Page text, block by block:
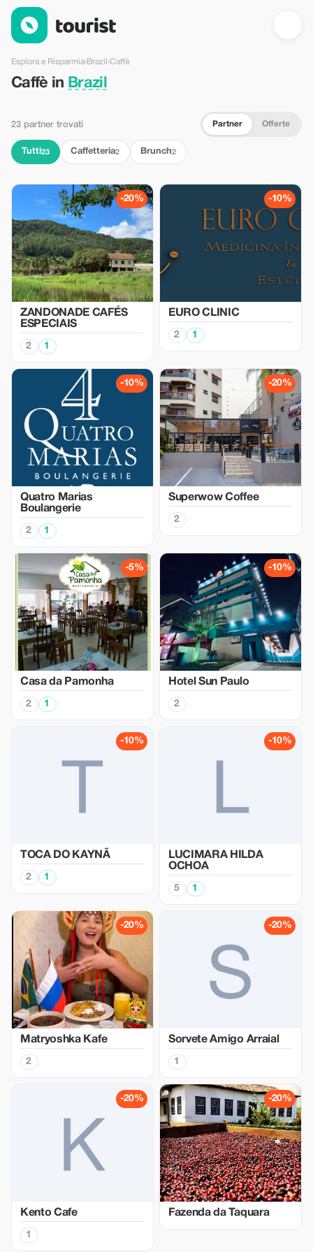
Caffè in Brazil — Tourist
Esplora e Risparmia›Brazil ›Caffè
Caffè in Brazil
23 partner trovati Partner Offerte
Tutti23 Caffetteria2 Brunch2
-20%
ZANDONADE CAFÉS
ESPECIAIS
2 1
-10%
EURO CLINIC
2 1
-10%
Quatro Marias
Boulangerie
2 1
-20%
Superwow Coffee
2
-5%
Casa da Pamonha
2 1
-10%
Hotel Sun Paulo
2
-10%
TOCA DO KAYNÃ
2 1
-10%
LUCIMARA HILDA
OCHOA
5 1
-20%
Matryoshka Kafe
2
-20%
Sorvete Amigo Arraial
1
-20%
Kento Cafe
1
-20%
Fazenda da Taquara